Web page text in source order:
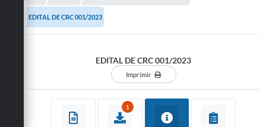
Telefones
Inclusão e Acessibilidade
EDITAL DE CRC 001/2023
EDITAL DE CRC 001/2023
Imprimir
1